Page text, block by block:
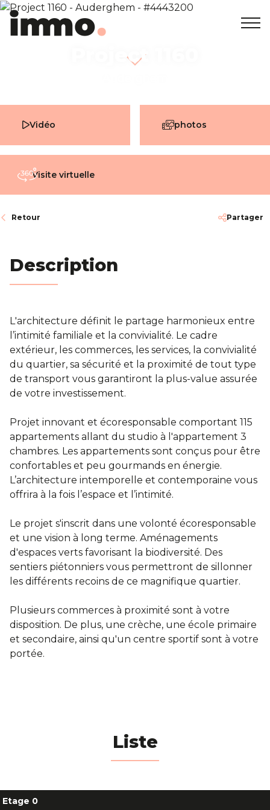
Projets neufs
Blog
Contact
Estimation
Project 1160
Vidéo photos
Visite virtuelle
Retour Partager
Description
L'architecture définit le partage harmonieux entre
l’intimité familiale et la convivialité. Le cadre
extérieur, les commerces, les services, la convivialité
du quartier, sa sécurité et la proximité de tout type
de transport vous garantiront la plus-value assurée
de votre investissement.
Projet innovant et écoresponsable comportant 115
appartements allant du studio à l'appartement 3
chambres. Les appartements sont conçus pour être
confortables et peu gourmands en énergie.
L’architecture intemporelle et contemporaine vous
offrira à la fois l’espace et l’intimité.
Le projet s'inscrit dans une volonté écoresponsable
et une vision à long terme. Aménagements
d'espaces verts favorisant la biodiversité. Des
sentiers piétonniers vous permettront de sillonner
les différents recoins de ce magnifique quartier.
Plusieurs commerces à proximité sont à votre
disposition. De plus, une crèche, une école primaire
et secondaire, ainsi qu'un centre sportif sont à votre
portée.
Liste
Etage 0